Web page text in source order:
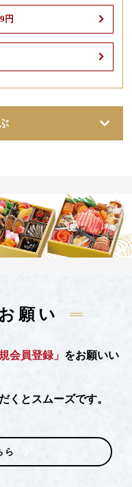
円
願い
会員登録」 をお願いい
くとスムーズです。
ら